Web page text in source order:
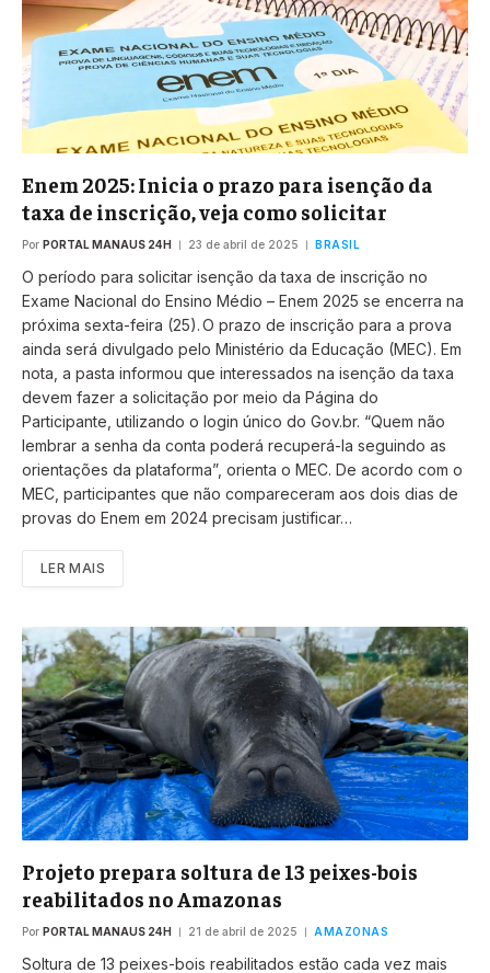
Enem 2025: Inicia o prazo para isenção da
taxa de inscrição, veja como solicitar
Por PORTAL MANAUS 24H 23 de abril de 2025 BRASIL
O período para solicitar isenção da taxa de inscrição no
Exame Nacional do Ensino Médio – Enem 2025 se encerra na
próxima sexta-feira (25). O prazo de inscrição para a prova
ainda será divulgado pelo Ministério da Educação (MEC). Em
nota, a pasta informou que interessados na isenção da taxa
devem fazer a solicitação por meio da Página do
Participante, utilizando o login único do Gov.br. “Quem não
lembrar a senha da conta poderá recuperá-la seguindo as
orientações da plataforma”, orienta o MEC. De acordo com o
MEC, participantes que não compareceram aos dois dias de
provas do Enem em 2024 precisam justificar…
LER MAIS
Projeto prepara soltura de 13 peixes-bois
reabilitados no Amazonas
Por PORTAL MANAUS 24H 21 de abril de 2025 AMAZONAS
Soltura de 13 peixes-bois reabilitados estão cada vez mais